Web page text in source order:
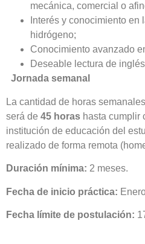
mecánica, comercial o
Interés y conocimiento en
hidrógeno;
Conocimiento avanzado
Deseable lectura de
Jornada semanal
La cantidad de horas
será de 45 horas hasta cumplir
institución de educación del
realizado de forma remota
Duración mínima: 2 meses.
Fecha de inicio práctica:
Fecha límite de postulación: